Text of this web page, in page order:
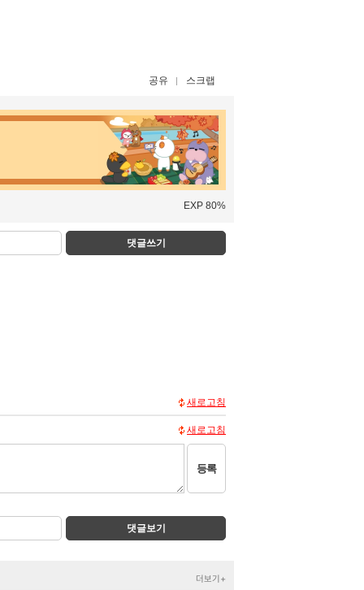
공유 스크랩
EXP 80%
댓글쓰기
새로고침
새로고침
등록
댓글보기
더보기+